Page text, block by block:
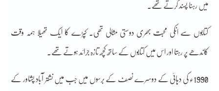
میں رہنا پسند کرتے تھے۔
کتابوں سے انکی محبت بھری دوستی مثالی تھی۔ کپڑے کا ایک تھیلا ہمہ وقت
کاندھے پر رہتا اور اس میں کتابوں کے ساتھ کچھ تازہ جرائد ہوتے تھے۔
1990ء کی دہائی کے دوسرے نصف کے برسوں میں جب میں نشتر آباد پشاور کے